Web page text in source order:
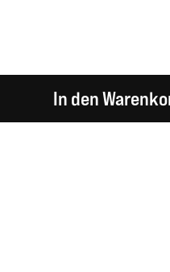
Wert ein
In den